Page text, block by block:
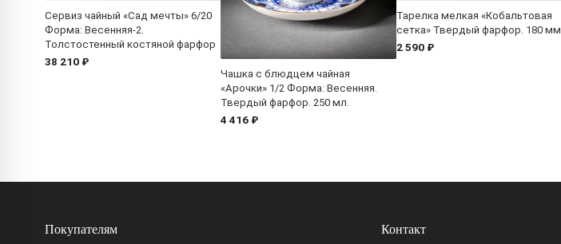
Сервиз чайный «Сад мечты» 6/20
Форма: Весенняя-2.
Толстостенный костяной фарфор
38 210 ₽
Чашка с блюдцем чайная
«Арочки» 1/2 Форма: Весенняя.
Твердый фарфор. 250 мл.
4 416 ₽
Тарелка мелкая «Кобальтовая
сетка» Твердый фарфор. 180 мм.
2 590 ₽
Покупателям Контакт